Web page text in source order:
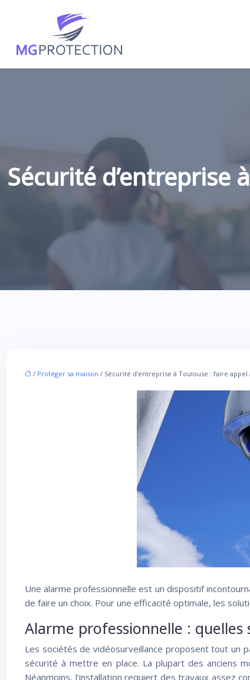
Sécurité d’entreprise
/ Protéger sa maison / Sécurité d’entreprise à Toulouse : faire
Une alarme professionnelle est un dispositif
de faire un choix. Pour une efficacité optimale, les
Alarme professionnelle :
Les sociétés de vidéosurveillance proposent tout un
sécurité à mettre en place. La plupart des anciens
Néanmoins, l’installation requiert des travaux assez